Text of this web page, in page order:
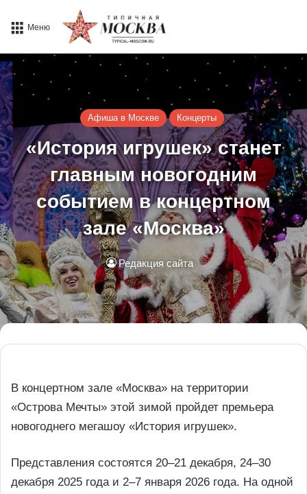
Меню
Афиша в Москве Концерты
«История игрушек» станет
главным новогодним
событием в концертном
зале «Москва»
Редакция сайта
В концертном зале «Москва» на территории
«Острова Мечты» этой зимой пройдет премьера
новогоднего мегашоу «История игрушек».
Представления состоятся 20–21 декабря, 24–30
декабря 2025 года и 2–7 января 2026 года. На одной